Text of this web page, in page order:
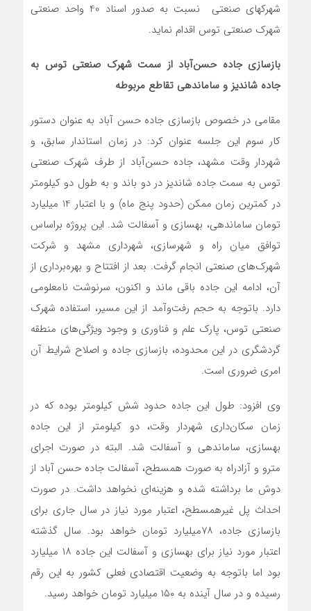
شهرکهای صنعتی نسبت به صدور اسناد 40 واحد صنعتی
شهرک صنعتی توس اقدام نماید.
بازسازی جاده حسن‌آباد از سمت شهرک صنعتی توس به
جاده شاندیز و ساماندهی تقاطع مربوطه
مقامی در خصوص بازسازی جاده حسن آباد به عنوان دستور
کار سوم این جلسه عنوان کرد: در زمان استاندار سابق، و
شهردار وقت مشهد، جاده حسن‌آباد از طرف شهرک صنعتی
توس به سمت جاده شاندیز در دو باند و به طول دو کیلومتر
در کمترین زمان ممکن (حدود پنج ماه) و با اعتبار 14 میلیارد
تومان ساماندهی، بهسازی و آسفالت شد. این پروژه براساس
توافق میان راه و شهرسازی، شهرداری مشهد و شرکت
شهرک‌های صنعتی انجام گرفت. بعد از افتتاح و بهره‌برداری از
آن، ادامه این جاده باقی ماند و اکنون، سرنوشت نامعلومی
دارد. باتوجه به حجم رفت‌وآمد از این مسیر، استفاده شهرک
صنعتی توس، پارک علم و فناوری و وجود ویژگی‌های منطقه
گردشگری در این محدوده، بازسازی جاده و اصلاح شرایط آن
امری ضروری است.
وی افزود: طول این جاده حدود شش کیلومتر بوده که در
زمان سکان‌داری شهردار وقت، دو کیلومتر از این جاده
بهسازی، ساماندهی و آسفالت شد. البته در صورت اجرای
مترو و آزادراه به صورت همسطح، آسفالت جاده حسن آباد از
دوش ما برداشته شده و هزینه‌ای نخواهد داشت. در صورت
احداث پل غیرهمسطح، اعتبار مورد نیاز در سال جاری برای
بازسازی جاده، ۷۸میلیارد تومان خواهد بود. سال گذشته
اعتبار مورد نیاز برای بهسازی و آسفالت این جاده ۱۸ میلیارد
بود اما باتوجه به وضعیت اقتصادی فعلی کشور به این رقم
رسیده و در سال آینده به ۱۵۰ میلیارد تومان خواهد رسید.